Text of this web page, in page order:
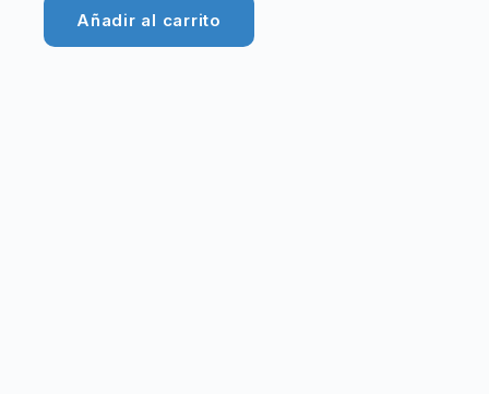
Añadir al carrito